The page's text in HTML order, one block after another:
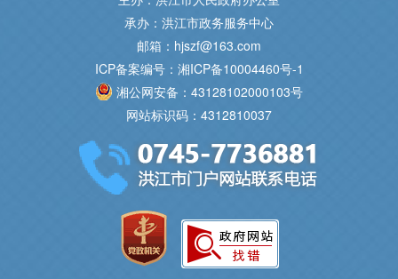
承办：洪江市政务服务中心
邮箱：hjszf@163.com
ICP备案编号：湘ICP备10004460号-1
湘公网安备：43128102000103号
网站标识码：4312810037